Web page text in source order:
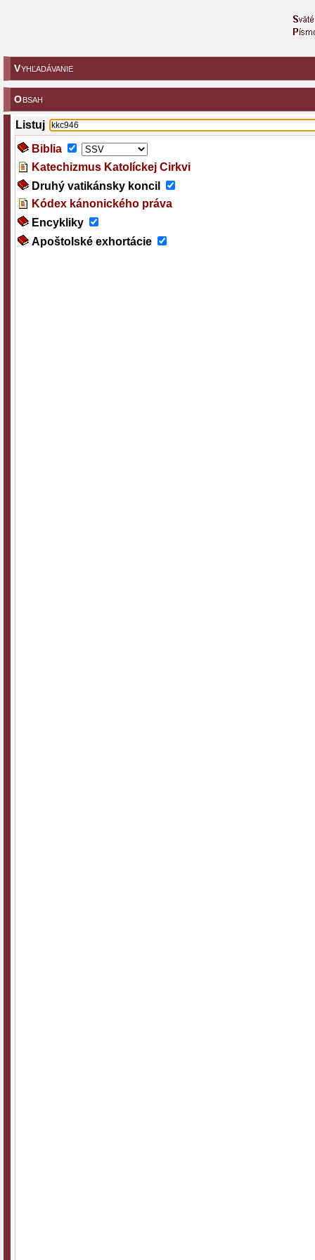
VYHĽADÁVANIE
OBSAH
Listuj